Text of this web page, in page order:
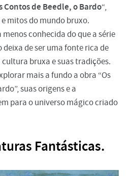
Contos de Beedle, o Bardo“,
mitos do mundo bruxo.
menos conhecida do que a série
deixa de ser uma fonte rica de
bruxa e suas tradições.
mais a fundo a obra “Os
suas origens e a
para o universo mágico criado
Fantásticas.